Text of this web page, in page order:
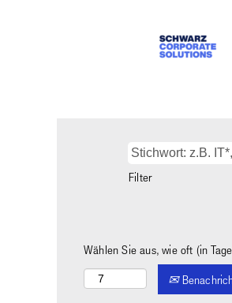
Filter
Wählen Sie aus, wie oft (in